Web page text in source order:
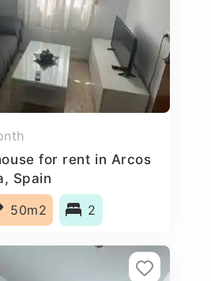
for rent in Arcos
Spain
50m2 2